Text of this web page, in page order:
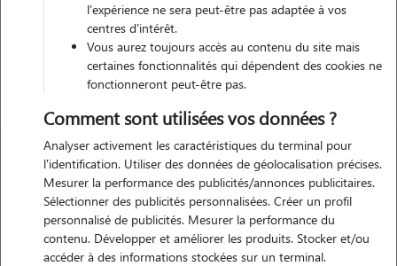
Nos familles d'accueil à Carignan-de-
Bordeaux (33360)
l'expérience ne sera peut-être pas adaptée à vos
centres d'intérêt.
Vous aurez toujours accès au contenu du site mais
certaines fonctionnalités qui dépendent des cookies ne
fonctionneront peut-être pas.
Comment sont utilisées vos données ?
Analyser activement les caractéristiques du terminal pour
l'identification. Utiliser des données de géolocalisation précises.
Mesurer la performance des publicités/annonces publicitaires.
Sélectionner des publicités personnalisées. Créer un profil
personnalisé de publicités. Mesurer la performance du
contenu. Développer et améliorer les produits. Stocker et/ou
accéder à des informations stockées sur un terminal.